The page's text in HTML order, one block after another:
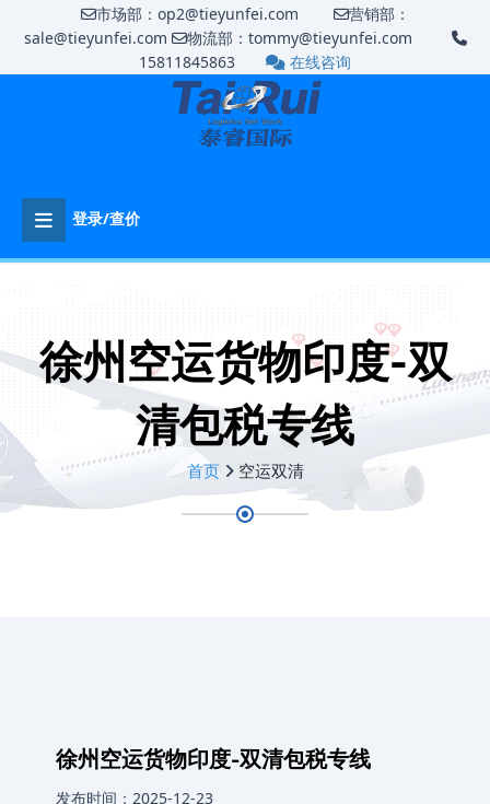
市场部：op2@tieyunfei.com
营销部：
sale@tieyunfei.com
物流部：tommy@tieyunfei.com
15811845863
在线咨询
登录/查价
徐州空运货物印度-双
清包税专线
首页 空运双清
徐州空运货物印度-双清包税专线
发布时间：2025-12-23